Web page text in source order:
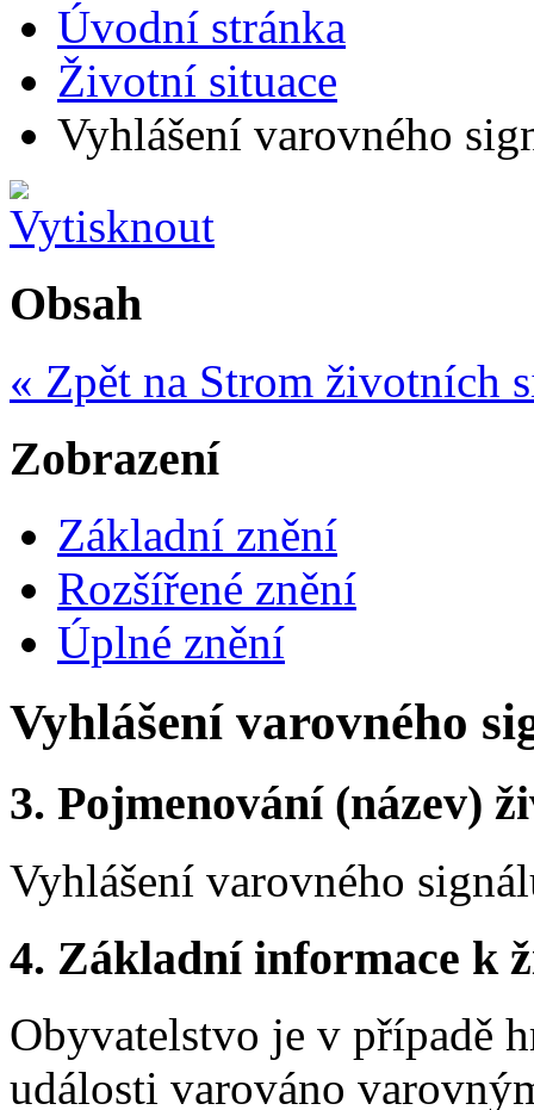
Úvodní stránka
Životní situace
Vyhlášení varovného
Obsah
« Zpět na Strom životních
Zobrazení
Základní znění
Rozšířené znění
Úplné znění
Vyhlášení varovného
3. Pojmenování (název)
Vyhlášení varovného
4. Základní informace k
Obyvatelstvo je v případě
události varováno